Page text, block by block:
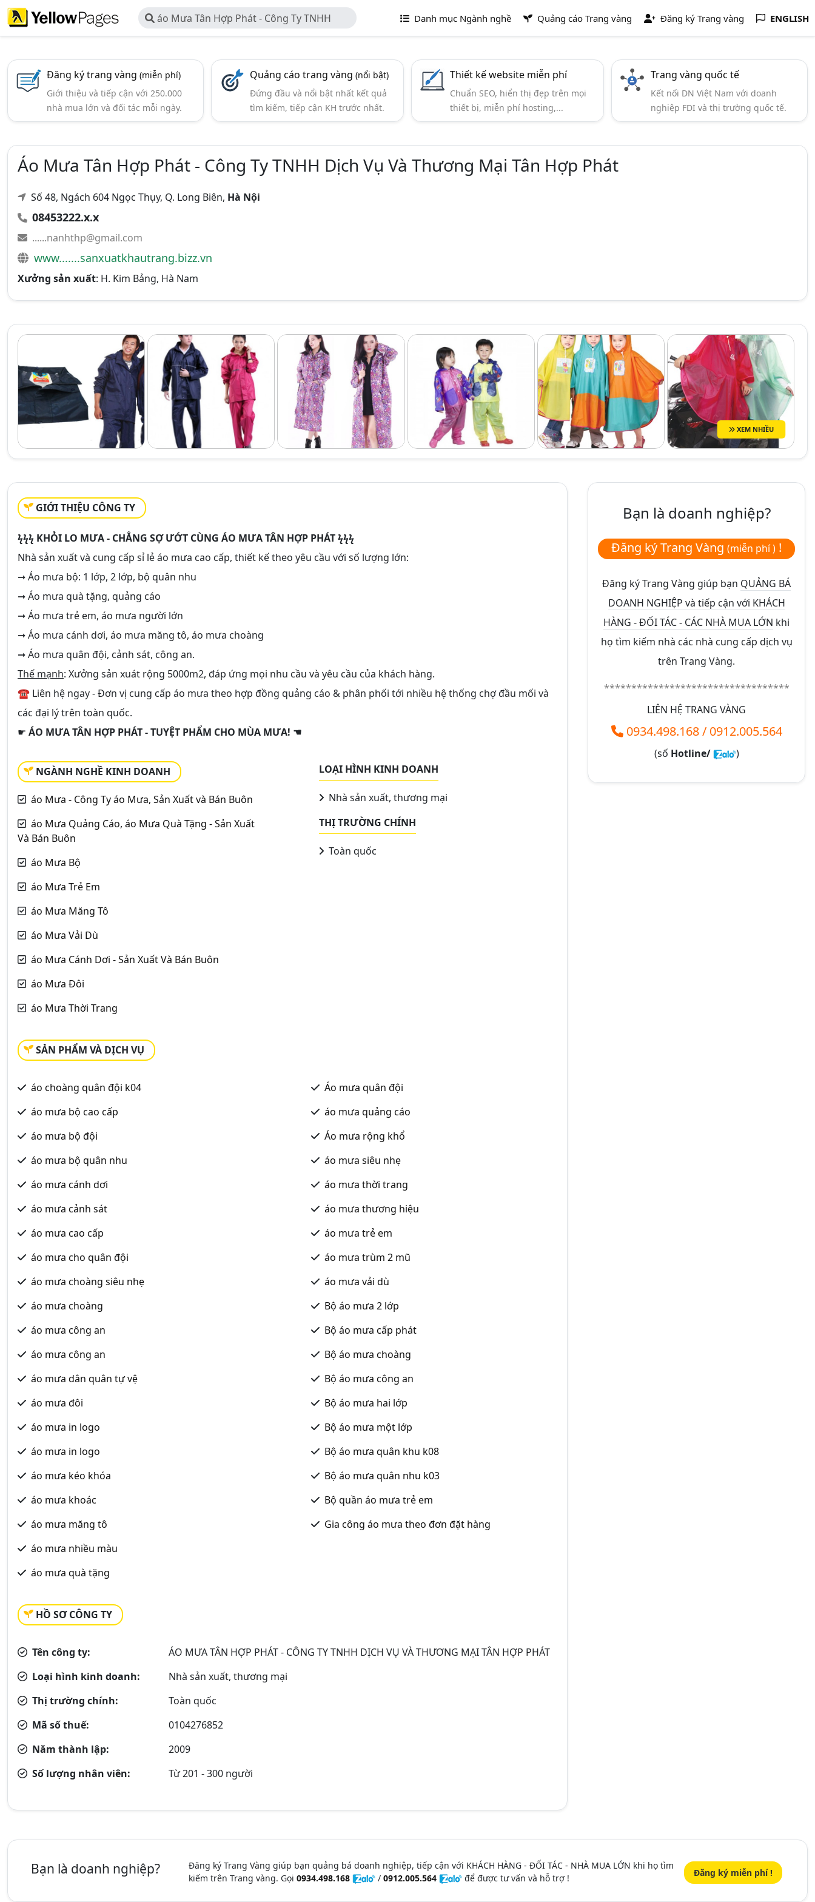
áo Mưa Tân Hợp Phát - Công Ty TNHH
Dịch Vụ Và Thương Mại Tân Hợp Phát
Danh mục Ngành nghề Quảng cáo Trang vàng Đăng ký Trang vàng ENGLISH
Đăng ký trang vàng (miễn phí)
Giới thiệu và tiếp cận với 250.000
nhà mua lớn và đối tác mỗi ngày.
Quảng cáo trang vàng(nổi bật)
Đứng đầu và nổi bật nhất kết quả
tìm kiếm, tiếp cận KH trước nhất.
Thiết kế website miễn phí
Chuẩn SEO, hiển thị đẹp trên mọi
thiết bị, miễn phí hosting,...
Trang vàng quốc tế
Kết nối DN Việt Nam với doanh
nghiệp FDI và thị trường quốc tế.
Áo Mưa Tân Hợp Phát - Công Ty TNHH Dịch Vụ Và Thương Mại Tân Hợp Phát
Số 48, Ngách 604 Ngọc Thụy, Q. Long Biên, Hà Nội
08453222.x.x
......nanhthp@gmail.com
www.......sanxuatkhautrang.bizz.vn
Xưởng sản xuất: H. Kim Bảng, Hà Nam
XEM NHIỀU
GIỚI THIỆU CÔNG TY
ϟϟϟ KHỎI LO MƯA - CHẲNG SỢ ƯỚT CÙNG ÁO MƯA TÂN HỢP PHÁTϟϟϟ
Nhà sản xuất và cung cấp sỉ lẻ áo mưa cao cấp, thiết kế theo yêu cầu với số lượng lớn:
➞ Áo mưa bộ: 1 lớp, 2 lớp, bộ quân nhu
➞ Áo mưa quà tặng, quảng cáo
➞ Áo mưa trẻ em, áo mưa người lớn
➞ Áo mưa cánh dơi, áo mưa măng tô, áo mưa choàng
➞ Áo mưa quân đội, cảnh sát, công an.
Thế mạnh: Xưởng sản xuát rộng 5000m2, đáp ứng mọi nhu cầu và yêu cầu của khách hàng.
☎ Liên hệ ngay - Đơn vị cung cấp áo mưa theo hợp đồng quảng cáo & phân phối tới nhiều hệ thống chợ đầu mối và
các đại lý trên toàn quốc.
☛ ÁO MƯA TÂN HỢP PHÁT - TUYỆT PHẨM CHO MÙA MƯA! ☚
NGÀNH NGHỀ KINH DOANH
áo Mưa - Công Ty áo Mưa, Sản Xuất và Bán Buôn
áo Mưa Quảng Cáo, áo Mưa Quà Tặng - Sản Xuất
Và Bán Buôn
áo Mưa Bộ
áo Mưa Trẻ Em
áo Mưa Măng Tô
áo Mưa Vải Dù
áo Mưa Cánh Dơi - Sản Xuất Và Bán Buôn
áo Mưa Đôi
áo Mưa Thời Trang
LOẠI HÌNH KINH DOANH
Nhà sản xuất, thương mại
THỊ TRƯỜNG CHÍNH
Toàn quốc
SẢN PHẨM VÀ DỊCH VỤ
áo choàng quân đội k04
áo mưa bộ cao cấp
áo mưa bộ đội
áo mưa bộ quân nhu
áo mưa cánh dơi
áo mưa cảnh sát
áo mưa cao cấp
áo mưa cho quân đội
áo mưa choàng siêu nhẹ
áo mưa choàng
áo mưa công an
áo mưa công an
áo mưa dân quân tự vệ
áo mưa đôi
áo mưa in logo
áo mưa in logo
áo mưa kéo khóa
áo mưa khoác
áo mưa măng tô
áo mưa nhiều màu
áo mưa quà tặng
Áo mưa quân đội
áo mưa quảng cáo
Áo mưa rộng khổ
áo mưa siêu nhẹ
áo mưa thời trang
áo mưa thương hiệu
áo mưa trẻ em
áo mưa trùm 2 mũ
áo mưa vải dù
Bộ áo mưa 2 lớp
Bộ áo mưa cấp phát
Bộ áo mưa choàng
Bộ áo mưa công an
Bộ áo mưa hai lớp
Bộ áo mưa một lớp
Bộ áo mưa quân khu k08
Bộ áo mưa quân nhu k03
Bộ quần áo mưa trẻ em
Gia công áo mưa theo đơn đặt hàng
HỒ SƠ CÔNG TY
Tên công ty:
ÁO MƯA TÂN HỢP PHÁT - CÔNG TY TNHH DỊCH VỤ VÀ THƯƠNG MẠI TÂN HỢP PHÁT
Loại hình kinh doanh:
Nhà sản xuất, thương mại
Thị trường chính:
Toàn quốc
Mã số thuế:
0104276852
Năm thành lập:
2009
Số lượng nhân viên:
Từ 201 - 300 người
Bạn là doanh nghiệp?
Đăng ký Trang Vàng (miễn phí ) !
Đăng ký Trang Vàng giúp bạn QUẢNG BÁ
DOANH NGHIỆP và tiếp cận với KHÁCH
HÀNG - ĐỐI TÁC - CÁC NHÀ MUA LỚN khi
họ tìm kiếm nhà các nhà cung cấp dịch vụ
trên Trang Vàng.
**********************************
LIÊN HỆ TRANG VÀNG
0934.498.168/ 0912.005.564
(số Hotline/ )
Bạn là doanh nghiệp?
Đăng ký Trang Vàng giúp bạn quảng bá doanh nghiệp, tiếp cận với KHÁCH HÀNG - ĐỐI TÁC - NHÀ MUA LỚN khi họ tìm
kiếm trên Trang vàng. Gọi 0934.498.168 / 0912.005.564 để được tư vấn và hỗ trợ ! Đăng ký miễn phí !